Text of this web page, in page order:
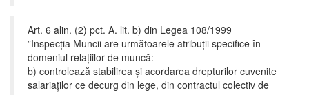
Art. 6 alin. (2) pct. A. lit. b) din Legea 108/1999
”Inspecţia Muncii are următoarele atribuţii specifice în
domeniul relaţiilor de muncă:
b) controlează stabilirea şi acordarea drepturilor cuvenite
salariaţilor ce decurg din lege, din contractul colectiv de